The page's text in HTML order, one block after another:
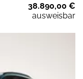
38.890,00 €
ausweisbar